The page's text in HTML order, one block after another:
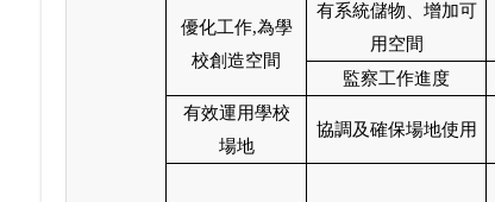
優化工作,為學
校創造空間
有系統儲物、增加可
用空間
監察工作進度
有效運用學校
場地
協調及確保場地使用